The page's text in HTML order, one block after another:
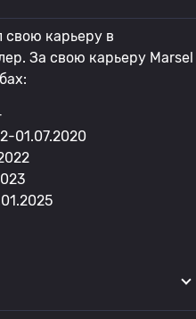
свою карьеру в
За свою карьеру Marsel
01.07.2020